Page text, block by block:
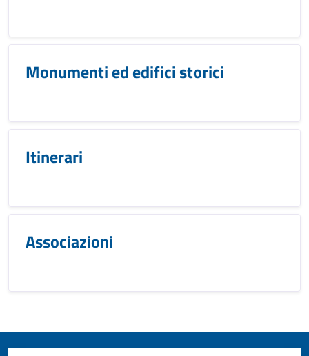
Monumenti ed edifici storici
Itinerari
Associazioni